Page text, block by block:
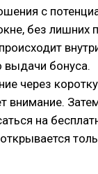
с
без лишних
выдачи бонуса.
через
внимание.
на